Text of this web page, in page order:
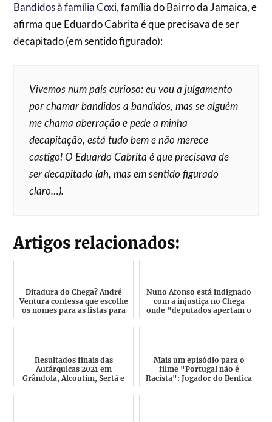
Bandidos à família Coxi, família do Bairro da Jamaica, e
afirma que Eduardo Cabrita é que precisava de ser
decapitado (em sentido figurado):
Vivemos num país curioso: eu vou a julgamento
por chamar bandidos a bandidos, mas se alguém
me chama aberração e pede a minha
decapitação, está tudo bem e não merece
castigo! O Eduardo Cabrita é que precisava de
ser decapitado (ah, mas em sentido figurado
claro…).
Artigos relacionados:
Ditadura do Chega? André
Ventura confessa que escolhe
os nomes para as listas para
Nuno Afonso está indignado
com a injustiça no Chega
onde "deputados apertam o
Resultados finais das
Autárquicas 2021 em
Grândola, Alcoutim, Sertã e
Mais um episódio para o
filme "Portugal não é
Racista": Jogador do Benfica